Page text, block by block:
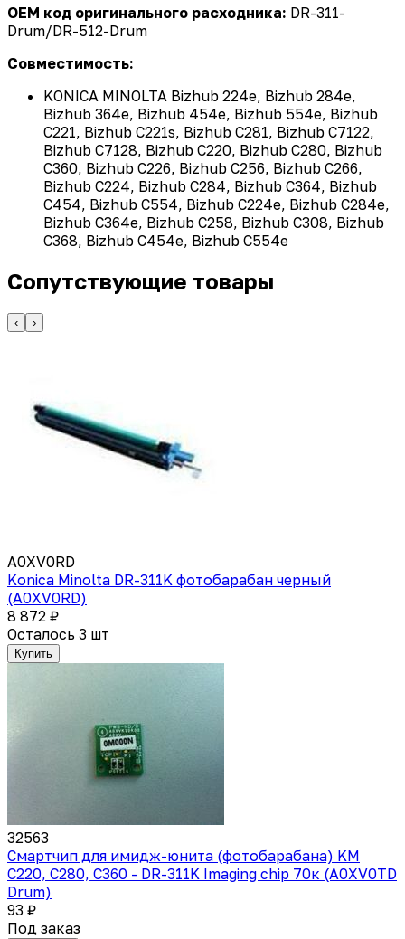
OEM код оригинального расходника: DR-311-
Drum/DR-512-Drum
Совместимость:
KONICA MINOLTA Bizhub 224e, Bizhub 284e,
Bizhub 364e, Bizhub 454e, Bizhub 554e, Bizhub
C221, Bizhub C221s, Bizhub C281, Bizhub C7122,
Bizhub C7128, Bizhub C220, Bizhub C280, Bizhub
C360, Bizhub C226, Bizhub C256, Bizhub C266,
Bizhub C224, Bizhub C284, Bizhub C364, Bizhub
C454, Bizhub C554, Bizhub C224e, Bizhub C284e,
Bizhub C364e, Bizhub C258, Bizhub C308, Bizhub
C368, Bizhub C454e, Bizhub C554e
Сопутствующие товары
‹ ›
A0XV0RD
Konica Minolta DR-311K фотобарабан черный
(A0XV0RD)
8 872 ₽
Осталось 3 шт
Купить
32563
Смартчип для имидж-юнита (фотобарабана) KM
C220, C280, C360 - DR-311K Imaging chip 70к (A0XV0TD
Drum)
93 ₽
Под заказ